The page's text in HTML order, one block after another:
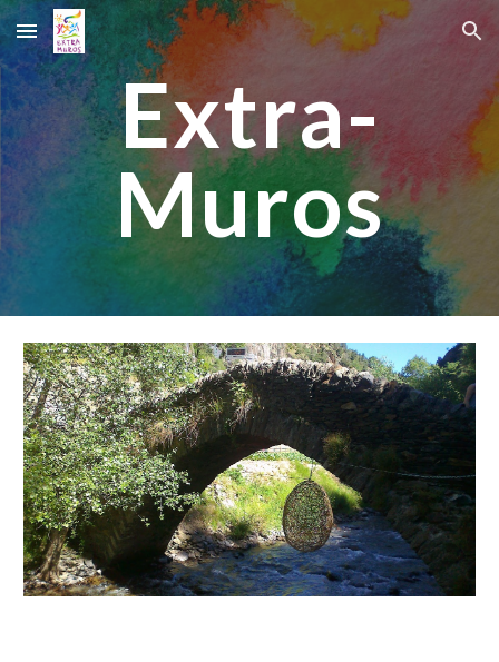
Skip to main content Skip to navigation
Extra-
Muros